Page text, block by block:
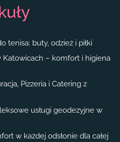
tenisa: buty, odzież i piłki
– komfort i higiena
Pizzeria i Catering z
usługi geodezyjne w
w każdej odsłonie dla całej